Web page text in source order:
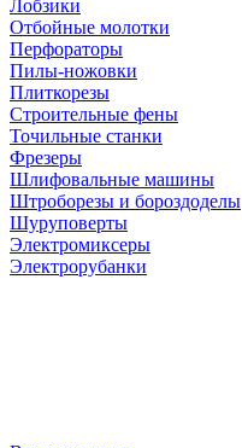
Лобзики
Отбойные молотки
Перфораторы
Пилы-ножовки
Плиткорезы
Строительные фены
Точильные станки
Фрезеры
Шлифовальные машины
Штроборезы и бороздоделы
Шуруповерты
Электромиксеры
Электрорубанки